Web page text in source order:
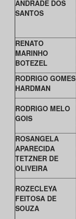
ANDRADE DOS
SANTOS
RENATO
MARINHO
BOTEZEL
RODRIGO GOMES
HARDMAN
RODRIGO MELO
GOIS
ROSANGELA
APARECIDA
TETZNER DE
OLIVEIRA
ROZECLEYA
FEITOSA DE
SOUZA